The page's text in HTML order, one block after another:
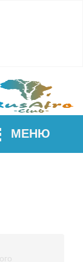
МЕНЮ